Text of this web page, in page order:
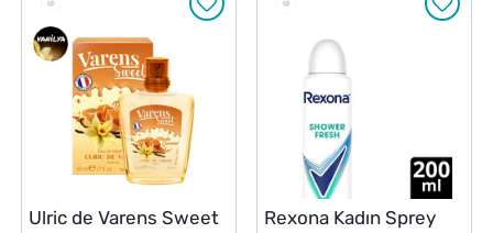
Ulric de Varens Sweet
Rexona Kadın Sprey